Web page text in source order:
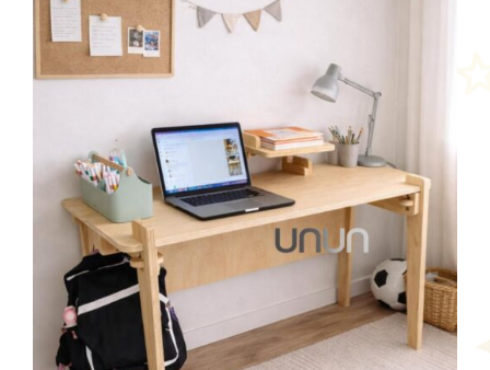
AÑADIR AL CARRITO
DETALLES